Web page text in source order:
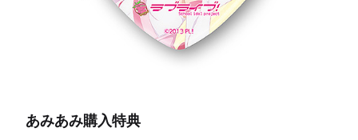
あみあみ購入特典